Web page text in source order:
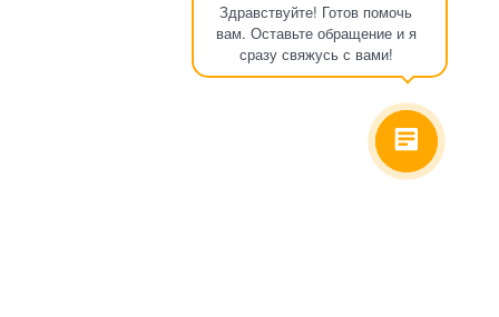
Здравствуйте! Готов помочь
вам. Оставьте обращение и я
сразу свяжусь с вами!